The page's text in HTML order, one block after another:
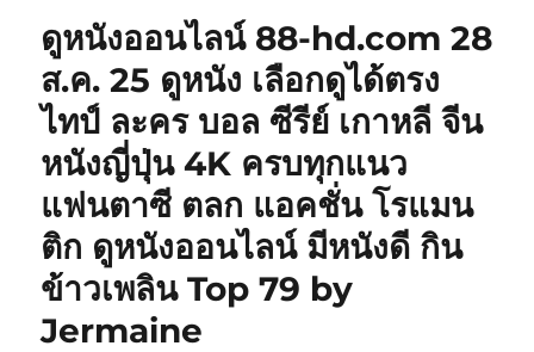
ดูหนังออนไลน์ 88-hd.com 28
ส.ค. 25 ดูหนัง เลือกดูได้ตรง
ไทป์ ละคร บอล ซีรีย์ เกาหลี จีน
หนังญี่ปุ่น 4K ครบทุกแนว
แฟนตาซี ตลก แอคชั่น โรแมน
ติก ดูหนังออนไลน์ มีหนังดี กิน
ข้าวเพลิน Top 79 by
Jermaine